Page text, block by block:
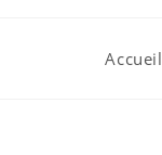
Accueil